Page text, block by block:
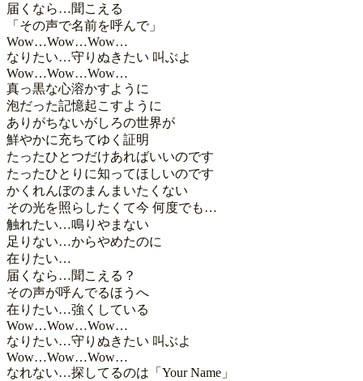
届くなら…聞こえる
「その声で名前を呼んで」
Wow…Wow…Wow…
なりたい…守りぬきたい 叫ぶよ
Wow…Wow…Wow…
真っ黒な心溶かすように
泡だった記憶起こすように
ありがちないがしろの世界が
鮮やかに充ちてゆく証明
たったひとつだけあればいいのです
たったひとりに知ってほしいのです
かくれんぼのまんまいたくない
その光を照らしたくて今 何度でも…
触れたい…鳴りやまない
足りない…からやめたのに
在りたい…
届くなら…聞こえる？
その声が呼んでるほうへ
在りたい…強くしている
Wow…Wow…Wow…
なりたい…守りぬきたい 叫ぶよ
Wow…Wow…Wow…
なれない…探してるのは「Your Name」